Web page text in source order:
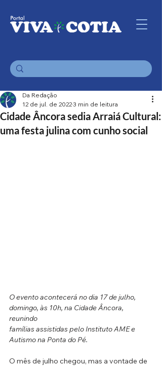
Cidade Âncora sedia Arraiá Cultural:
uma festa julina com cunho social
Da Redação
12 de jul. de 20223 min de leitura
O evento acontecerá no dia 17 de julho,
domingo, às 10h, na Cidade Âncora,
reunindo
famílias assistidas pelo Instituto AME e
Autismo na Ponta do Pé.
O mês de julho chegou, mas a vontade de